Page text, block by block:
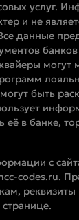
услуг.
и не
данные
могут
быть
её в банке,
с
codes.ru.
реквизиты